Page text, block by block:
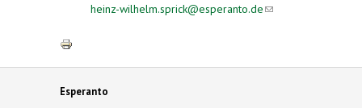
heinz-wilhelm.sprick@esperanto.de(link
Esperanto